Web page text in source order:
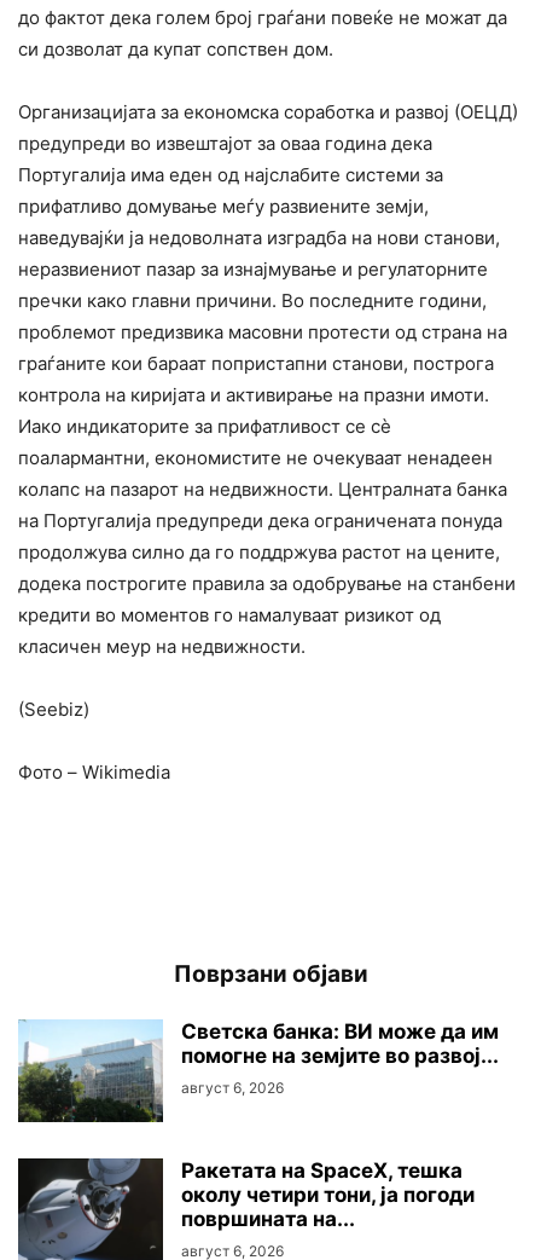
до фактот дека голем број граѓани повеќе не можат да
си дозволат да купат сопствен дом.
Организацијата за економска соработка и развој (ОЕЦД)
предупреди во извештајот за оваа година дека
Португалија има еден од најслабите системи за
прифатливо домување меѓу развиените земји,
наведувајќи ја недоволната изградба на нови станови,
неразвиениот пазар за изнајмување и регулаторните
пречки како главни причини. Во последните години,
проблемот предизвика масовни протести од страна на
граѓаните кои бараат попристапни станови, построга
контрола на киријата и активирање на празни имоти.
Иако индикаторите за прифатливост се сè
поалармантни, економистите не очекуваат ненадеен
колапс на пазарот на недвижности. Централната банка
на Португалија предупреди дека ограничената понуда
продолжува силно да го поддржува растот на цените,
додека построгите правила за одобрување на станбени
кредити во моментов го намалуваат ризикот од
класичен меур на недвижности.
(Seebiz)
Фото – Wikimedia
Поврзани објави
Светска банка: ВИ може да им
помогне на земјите во развој...
август 6, 2026
Ракетата на SpaceX, тешка
околу четири тони, ја погоди
површината на...
август 6, 2026